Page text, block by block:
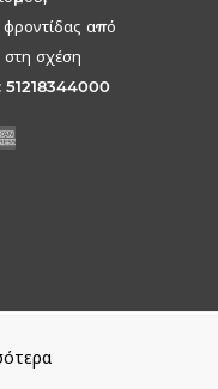
από
σχέση
51218344000